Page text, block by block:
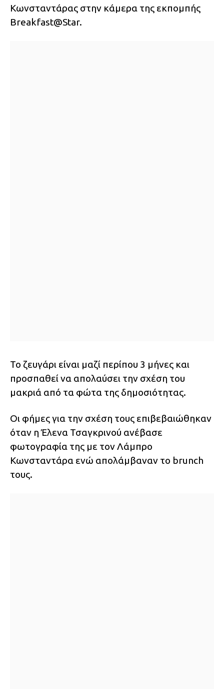
Κωνσταντάρας στην κάμερα της εκπομπής
Breakfast@Star.
Το ζευγάρι είναι μαζί περίπου 3 μήνες και
προσπαθεί να απολαύσει την σχέση του
μακριά από τα φώτα της δημοσιότητας.
Οι φήμες για την σχέση τους επιβεβαιώθηκαν
όταν η Έλενα Τσαγκρινού ανέβασε
φωτογραφία της με τον Λάμπρο
Κωνσταντάρα ενώ απολάμβαναν το brunch
τους.